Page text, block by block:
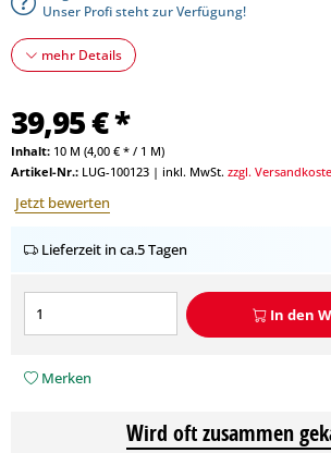
Unser Profi steht zur Verfügung!
mehr Details
39,95 € *
Inhalt: 10 M (4,00 € * / 1 M)
Artikel-Nr.: LUG-100123 | inkl. MwSt. zzgl.
Jetzt bewerten
Lieferzeit in ca.5 Tagen
In den
Merken
Wird oft zusammen